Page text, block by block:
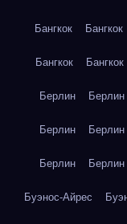
Бангкок Бангкок
Бангкок Бангкок
Берлин Берлин
Берлин Берлин
Берлин Берлин
Буэнос-Айрес